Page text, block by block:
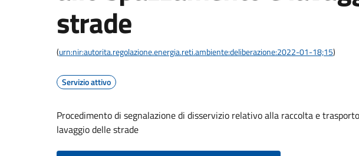
strade
(urn:nir:autorita.regolazione.energia.reti.ambiente:deliberazione:2022-01-18;15)
Servizio attivo
Procedimento di segnalazione di disservizio relativo alla raccolta e
lavaggio delle strade